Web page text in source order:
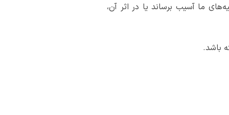
ما آسیب برساند یا در اثر آن،
باشد.